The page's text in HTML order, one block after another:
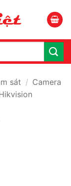
sát / Camera